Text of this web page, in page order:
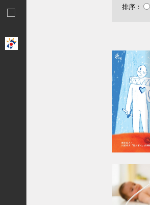
排序：